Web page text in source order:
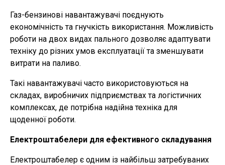
Газ-бензинові навантажувачі поєднують
економічність та гнучкість використання. Можливість
роботи на двох видах пального дозволяє адаптувати
техніку до різних умов експлуатації та зменшувати
витрати на паливо.
Такі навантажувачі часто використовуються на
складах, виробничих підприємствах та логістичних
комплексах, де потрібна надійна техніка для
щоденної роботи.
Електроштабелери для ефективного складування
Електроштабелер є одним із найбільш затребуваних